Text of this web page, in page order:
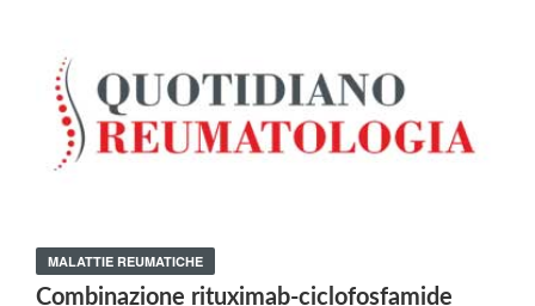
MALATTIE REUMATICHE
Combinazione rituximab-ciclofosfamide